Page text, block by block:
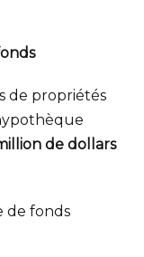
de propriétés
de dollars
de fonds